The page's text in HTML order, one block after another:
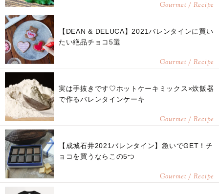
Gourmet / Recipe
【DEAN & DELUCA】2021バレンタインに買い
たい絶品チョコ5選
Gourmet / Recipe
実は手抜きです♡ホットケーキミックス×炊飯器
で作るバレンタインケーキ
Gourmet / Recipe
【成城石井2021バレンタイン】急いでGET！チ
ョコを買うならこの5つ
Gourmet / Recipe